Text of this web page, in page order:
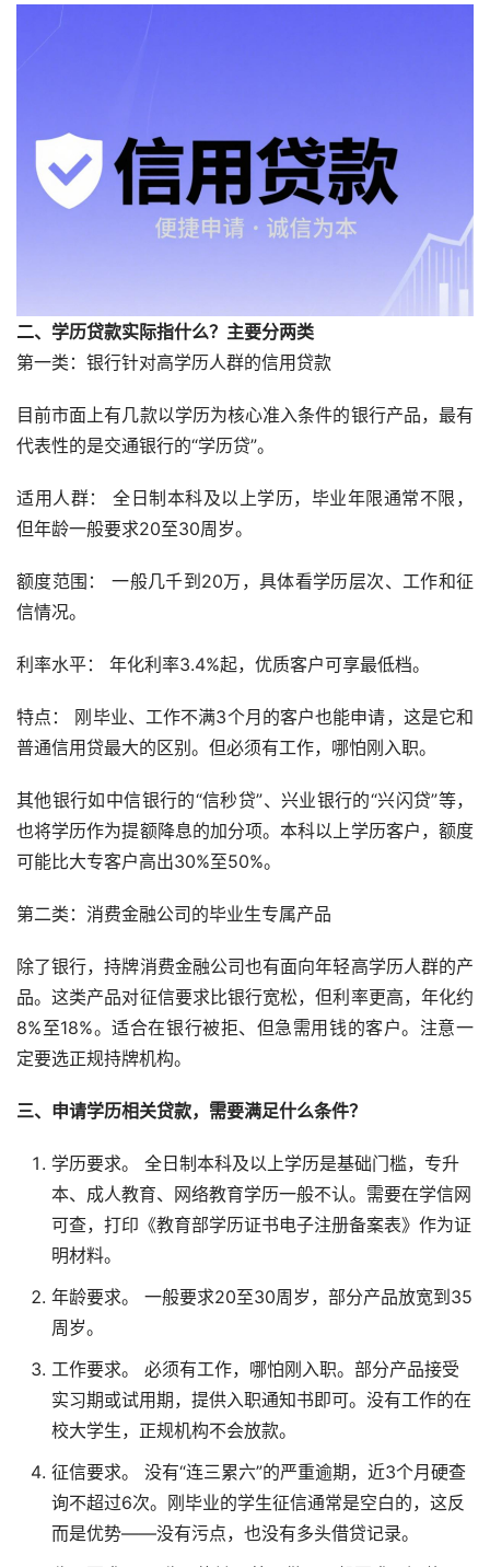
二、学历贷款实际指什么？主要分两类
第一类：银行针对高学历人群的信用贷款
目前市面上有几款以学历为核心准入条件的银行产品，最有
代表性的是交通银行的“学历贷”。
适用人群： 全日制本科及以上学历，毕业年限通常不限，
但年龄一般要求20至30周岁。
额度范围： 一般几千到20万，具体看学历层次、工作和征
信情况。
利率水平： 年化利率3.4%起，优质客户可享最低档。
特点： 刚毕业、工作不满3个月的客户也能申请，这是它和
普通信用贷最大的区别。但必须有工作，哪怕刚入职。
其他银行如中信银行的“信秒贷”、兴业银行的“兴闪贷”等，
也将学历作为提额降息的加分项。本科以上学历客户，额度
可能比大专客户高出30%至50%。
第二类：消费金融公司的毕业生专属产品
除了银行，持牌消费金融公司也有面向年轻高学历人群的产
品。这类产品对征信要求比银行宽松，但利率更高，年化约
8%至18%。适合在银行被拒、但急需用钱的客户。注意一
定要选正规持牌机构。
三、申请学历相关贷款，需要满足什么条件？
学历要求。 全日制本科及以上学历是基础门槛，专升
本、成人教育、网络教育学历一般不认。需要在学信网
可查，打印《教育部学历证书电子注册备案表》作为证
明材料。
年龄要求。 一般要求20至30周岁，部分产品放宽到35
周岁。
工作要求。 必须有工作，哪怕刚入职。部分产品接受
实习期或试用期，提供入职通知书即可。没有工作的在
校大学生，正规机构不会放款。
征信要求。 没有“连三累六”的严重逾期，近3个月硬查
询不超过6次。刚毕业的学生征信通常是空白的，这反
而是优势——没有污点，也没有多头借贷记录。